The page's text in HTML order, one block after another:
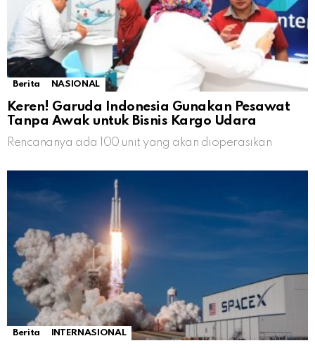
Berita NASIONAL
Keren! Garuda Indonesia Gunakan Pesawat
Tanpa Awak untuk Bisnis Kargo Udara
Rencananya ada 100 unit yang akan dioperasikan
Berita INTERNASIONAL